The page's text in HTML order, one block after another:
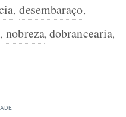
, desembaraço,
, nobreza, dobrancearia,